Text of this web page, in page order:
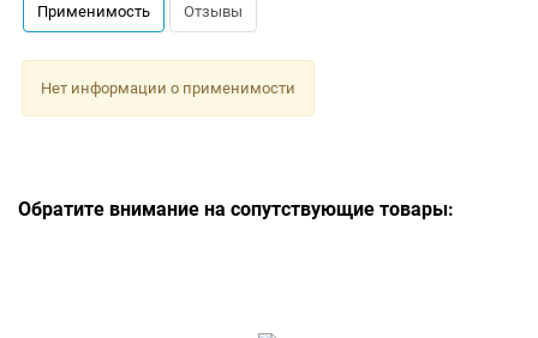
Применимость Отзывы
Нет информации о применимости
Обратите внимание на сопутствующие товары: